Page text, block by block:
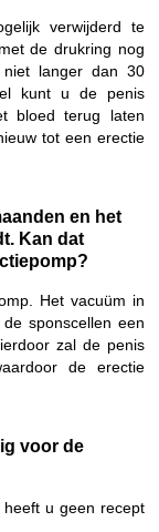
verwijderd te
de drukring nog
langer dan 30
kunt u de penis
bloed terug laten
tot een erectie
en het
Kan dat
Het vacuüm in
sponscellen een
zal de penis
de erectie
voor de
u geen recept